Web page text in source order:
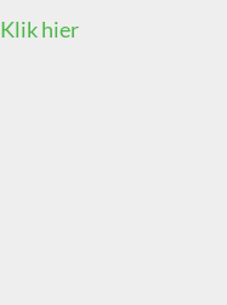
Klik hier